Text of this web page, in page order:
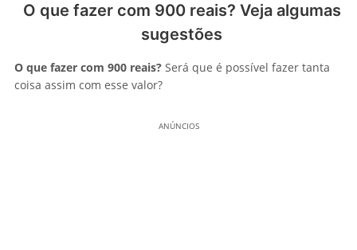
O que fazer com 900 reais? Veja algumas
sugestões
O que fazer com 900 reais? Será que é possível fazer tanta
coisa assim com esse valor?
ANÚNCIOS